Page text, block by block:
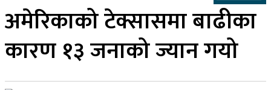
अमेरिकाको टेक्सासमा बाढीका
कारण १३ जनाको ज्यान गयो